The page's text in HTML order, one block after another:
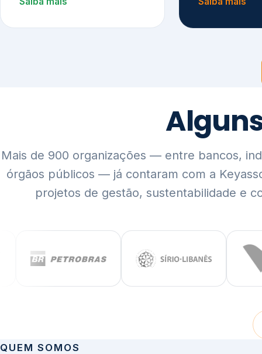
Mais de 900 organizações — entre bancos,
órgãos públicos — já contaram com a
projetos de gestão, sustentabilidade e
QUEM SOMOS